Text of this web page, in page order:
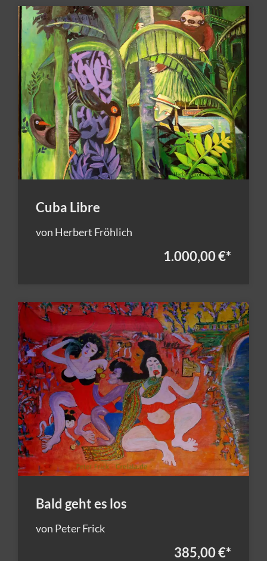
Cuba Libre
von Herbert Fröhlich
1.000,00 €*
Bald geht es los
von Peter Frick
385,00 €*